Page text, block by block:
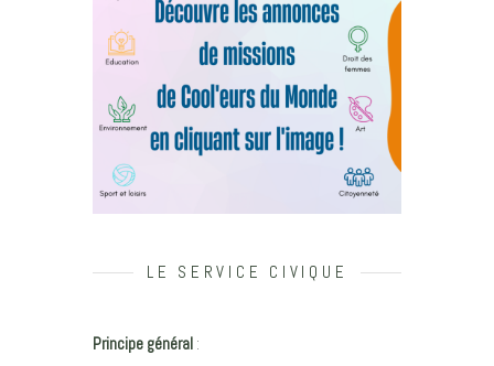
LE SERVICE CIVIQUE
Principe général :